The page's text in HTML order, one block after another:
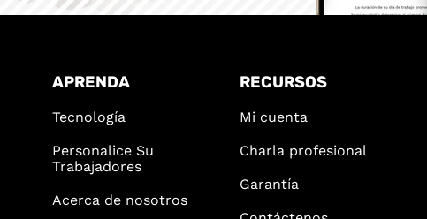
APRENDA
Tecnología
Personalice Su
Trabajadores
Acerca de nosotros
RECURSOS
Mi cuenta
Charla profesional
Garantía